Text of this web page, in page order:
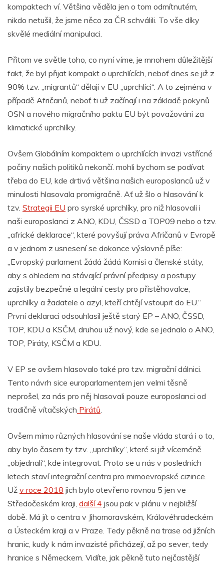
kompaktech ví. Většina věděla jen o tom odmítnutém,
nikdo netušil, že jsme něco za ČR schválili. To vše díky
skvělé mediální manipulaci.
Přitom ve světle toho, co nyní víme, je mnohem důležitější
fakt, že byl přijat kompakt o uprchlících, neboť dnes se již z
90% tzv. „migrantů“ dělají v EU „uprchlíci“. A to zejména v
případě Afričanů, neboť ti už začínají i na základě pokynů
OSN a nového migračního paktu EU být považováni za
klimatické uprchlíky.
Ovšem Globálním kompaktem o uprchlících invazi vstřícné
počiny našich politiků nekončí. mohli bychom se podívat
třeba do EU, kde drtivá většina našich europoslanců už v
minulosti hlasovala promigračně. Ať už šlo o hlasování k
tzv. Strategii EU pro syrské uprchlíky, pro niž hlasovali i
naši europoslanci z ANO, KDU, ČSSD a TOP09 nebo o tzv.
„africké deklarace“, které povyšují práva Afričanů v Evropě
a v jednom z usnesení se dokonce výslovně píše:
„Evropský parlament žádá žádá Komisi a členské státy,
aby s ohledem na stávající právní předpisy a postupy
zajistily bezpečné a legální cesty pro přistěhovalce,
uprchlíky a žadatele o azyl, kteří chtějí vstoupit do EU.“
První deklaraci odsouhlasil ještě starý EP – ANO, ČSSD,
TOP, KDU a KSČM, druhou už nový, kde se jednalo o ANO,
TOP, Piráty, KSČM a KDU.
V EP se ovšem hlasovalo také pro tzv. migrační dálnici.
Tento návrh sice europarlamentem jen velmi těsně
neprošel, za nás pro něj hlasovali pouze europoslanci od
tradičně vítačských Pirátů
Ovšem mimo různých hlasování se naše vláda stará i o to,
aby bylo časem ty tzv. „uprchlíky“, které si již víceméně
„objednali“, kde integrovat. Proto se u nás v posledních
letech staví integrační centra pro mimoevropské cizince.
Už v roce 2018 jich bylo otevřeno rovnou 5 jen ve
Středočeském kraji, další 4 jsou pak v plánu v nejbližší
době. Má jít o centra v Jihomoravském, Královéhradeckém
a Ústeckém kraji a v Praze. Tedy pěkně na trase od jižních
hranic, kudy k nám invazisté přicházejí, až po sever, tedy
hranice s Německem. Vidíte, jak pěkně tuto nejčastější